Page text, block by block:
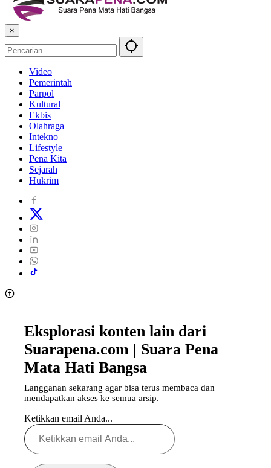
×
Video
Pemerintah
Parpol
Kultural
Ekbis
Olahraga
Intekno
Lifestyle
Pena Kita
Sejarah
Hukrim
Eksplorasi konten lain dari
Suarapena.com | Suara Pena
Mata Hati Bangsa
Langganan sekarang agar bisa terus membaca dan
mendapatkan akses ke semua arsip.
Ketikkan email Anda...